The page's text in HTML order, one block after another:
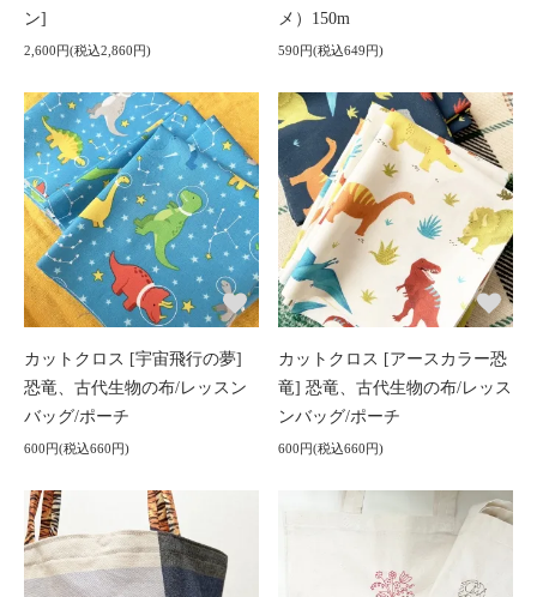
ン]
2,600円(税込2,860円)
メ）150m
590円(税込649円)
カットクロス [宇宙飛行の夢]
恐竜、古代生物の布/レッスン
バッグ/ポーチ
600円(税込660円)
カットクロス [アースカラー恐
竜] 恐竜、古代生物の布/レッス
ンバッグ/ポーチ
600円(税込660円)